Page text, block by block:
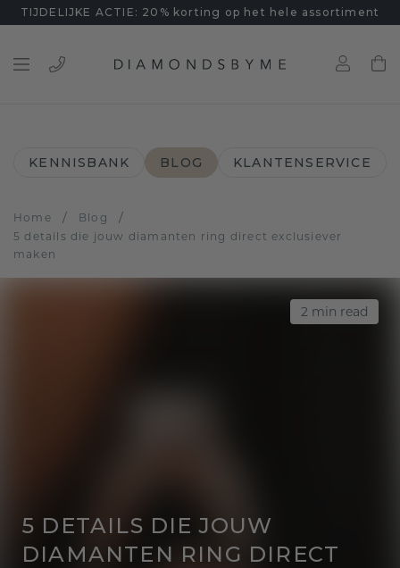
TIJDELIJKE ACTIE: 20% korting op het hele assortiment
KENNISBANK BLOG KLANTENSERVICE
Home / Blog /
5 details die jouw diamanten ring direct exclusiever
maken
2 min read
5 DETAILS DIE JOUW
DIAMANTEN RING DIRECT